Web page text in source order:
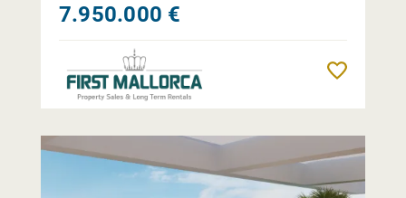
7.950.000 €